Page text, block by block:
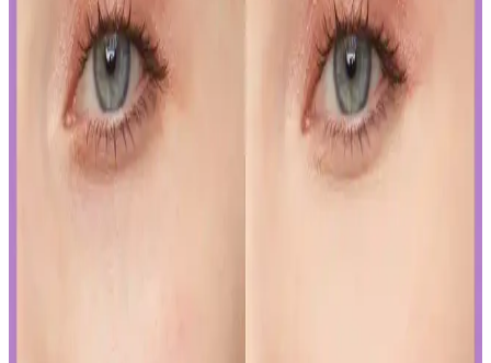
İslak Ruj Uygulama ve Bakım İpuçlarıyla
Mükemmel Dudaklara Ulaşın
İslak rujun güzelliğini ortaya çıkarmak ve kalıcılığını artırmak için
doğru uygulama teknikleri ve bakım önerileri. Dudakların temizliği,
sınır çizimi ve kat kat uygulama ile mükemmel görünüm elde edin.
Japon ve Kore Güzellik Markalarının FDA Güneş